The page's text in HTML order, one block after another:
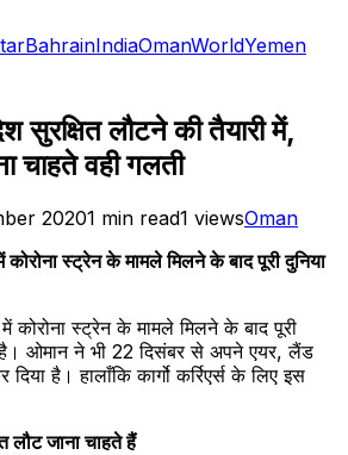
BahrainIndiaOmanWorldYemen
लौटने की तैयारी में,
चाहते वही गलती
20201 min read1 viewsOman
स्ट्रेन के मामले मिलने के बाद पूरी दुनिया
स्ट्रेन के मामले मिलने के बाद पूरी
ओमान ने भी 22 दिसंबर से अपने एयर, लैंड
है। हालाँकि कार्गो कर्रिएर्स के लिए इस
लौट जाना चाहते हैं